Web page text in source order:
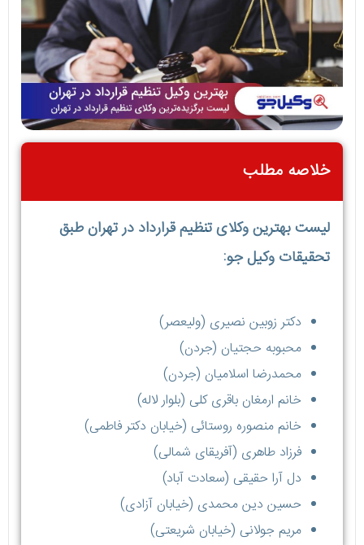
خلاصه مطلب
لیست بهترین وکلای تنظیم قرارداد در تهران طبق
تحقیقات وکیل جو:
دکتر زوبین نصیری (ولیعصر)
محبوبه حجتیان (جردن)
محمدرضا اسلامیان (جردن)
خانم ارمغان باقری کلی (بلوار لاله)
خانم منصوره روستائی (خیابان دکتر فاطمی)
فرزاد طاهری (آفریقای شمالی)
دل آرا حقیقی (سعادت آباد)
حسین دین محمدی (خیابان آزادی)
مریم جولانی (خیابان شریعتی)